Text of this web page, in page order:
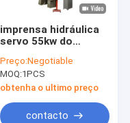
imprensa hidráulica
servo 55kw do
para o painel da
energia de
Hyderogen
Preço:Negotiable
MOQ:1PCS
obtenha o ultimo preço
contacto